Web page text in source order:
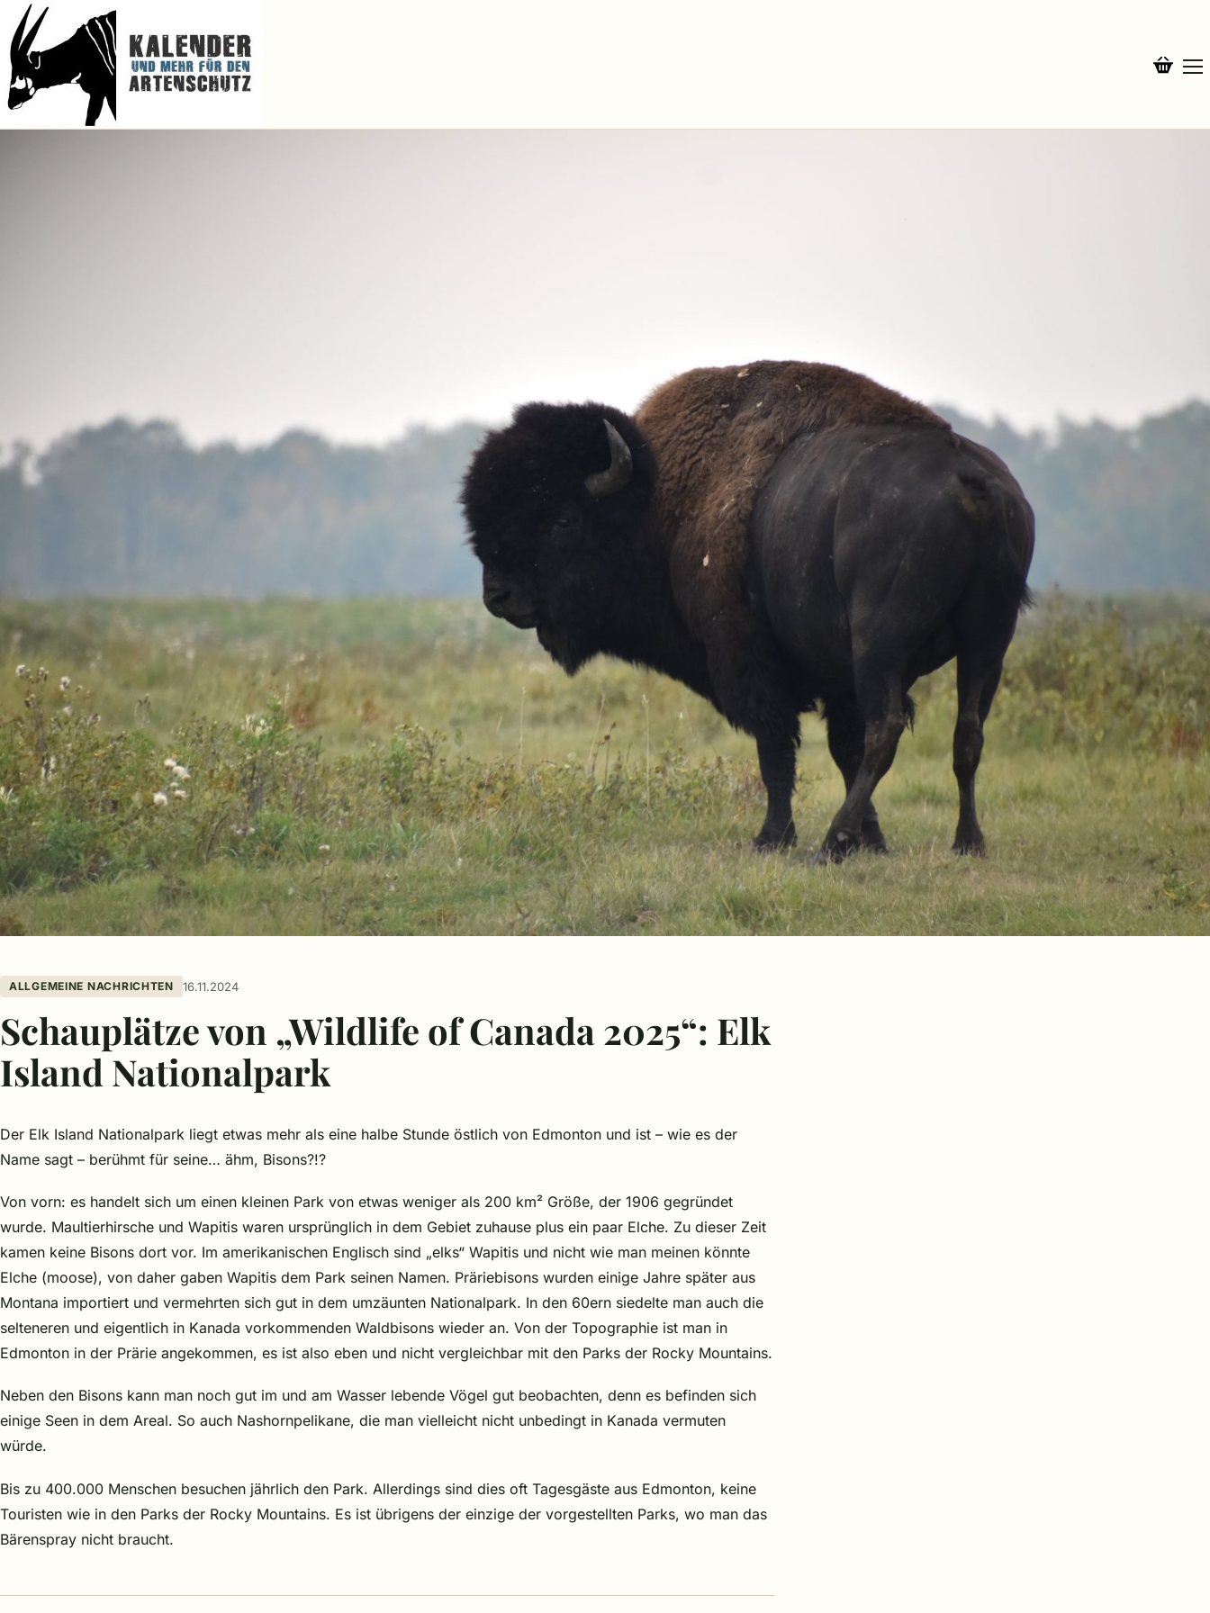
ALLGEMEINE NACHRICHTEN 16.11.2024
Schauplätze von „Wildlife of Canada 2025“: Elk
Island Nationalpark
Der Elk Island Nationalpark liegt etwas mehr als eine halbe Stunde östlich von Edmonton und ist – wie es der
Name sagt – berühmt für seine… ähm, Bisons?!?
Von vorn: es handelt sich um einen kleinen Park von etwas weniger als 200 km² Größe, der 1906 gegründet
wurde. Maultierhirsche und Wapitis waren ursprünglich in dem Gebiet zuhause plus ein paar Elche. Zu dieser Zeit
kamen keine Bisons dort vor. Im amerikanischen Englisch sind „elks“ Wapitis und nicht wie man meinen könnte
Elche (moose), von daher gaben Wapitis dem Park seinen Namen. Präriebisons wurden einige Jahre später aus
Montana importiert und vermehrten sich gut in dem umzäunten Nationalpark. In den 60ern siedelte man auch die
selteneren und eigentlich in Kanada vorkommenden Waldbisons wieder an. Von der Topographie ist man in
Edmonton in der Prärie angekommen, es ist also eben und nicht vergleichbar mit den Parks der Rocky Mountains.
Neben den Bisons kann man noch gut im und am Wasser lebende Vögel gut beobachten, denn es befinden sich
einige Seen in dem Areal. So auch Nashornpelikane, die man vielleicht nicht unbedingt in Kanada vermuten
würde.
Bis zu 400.000 Menschen besuchen jährlich den Park. Allerdings sind dies oft Tagesgäste aus Edmonton, keine
Touristen wie in den Parks der Rocky Mountains. Es ist übrigens der einzige der vorgestellten Parks, wo man das
Bärenspray nicht braucht.